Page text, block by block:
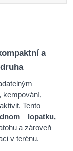
a
kempování,
Tento
– lopatku,
a zároveň
v terénu.